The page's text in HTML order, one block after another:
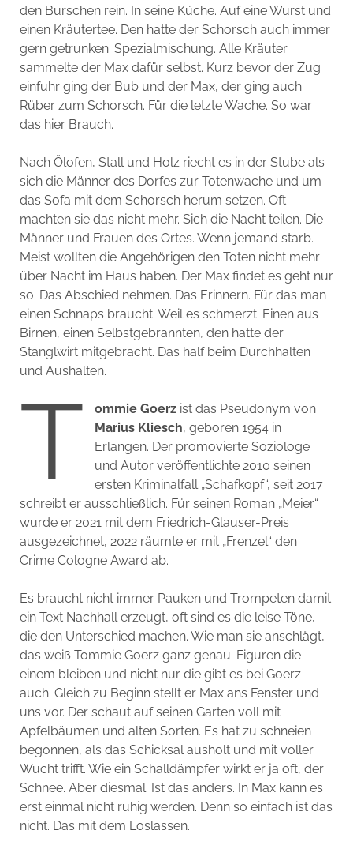
den Burschen rein. In seine Küche. Auf eine Wurst und
einen Kräutertee. Den hatte der Schorsch auch immer
gern getrunken. Spezialmischung. Alle Kräuter
sammelte der Max dafür selbst. Kurz bevor der Zug
einfuhr ging der Bub und der Max, der ging auch.
Rüber zum Schorsch. Für die letzte Wache. So war
das hier Brauch.
Nach Ölofen, Stall und Holz riecht es in der Stube als
sich die Männer des Dorfes zur Totenwache und um
das Sofa mit dem Schorsch herum setzen. Oft
machten sie das nicht mehr. Sich die Nacht teilen. Die
Männer und Frauen des Ortes. Wenn jemand starb.
Meist wollten die Angehörigen den Toten nicht mehr
über Nacht im Haus haben. Der Max findet es geht nur
so. Das Abschied nehmen. Das Erinnern. Für das man
einen Schnaps braucht. Weil es schmerzt. Einen aus
Birnen, einen Selbstgebrannten, den hatte der
Stanglwirt mitgebracht. Das half beim Durchhalten
und Aushalten.
T ommie Goerz ist das Pseudonym von
Marius Kliesch, geboren 1954 in
Erlangen. Der promovierte Soziologe
und Autor veröffentlichte 2010 seinen
ersten Kriminalfall „Schafkopf“, seit 2017
schreibt er ausschließlich. Für seinen Roman „Meier“
wurde er 2021 mit dem Friedrich-Glauser-Preis
ausgezeichnet, 2022 räumte er mit „Frenzel“ den
Crime Cologne Award ab.
Es braucht nicht immer Pauken und Trompeten damit
ein Text Nachhall erzeugt, oft sind es die leise Töne,
die den Unterschied machen. Wie man sie anschlägt,
das weiß Tommie Goerz ganz genau. Figuren die
einem bleiben und nicht nur die gibt es bei Goerz
auch. Gleich zu Beginn stellt er Max ans Fenster und
uns vor. Der schaut auf seinen Garten voll mit
Apfelbäumen und alten Sorten. Es hat zu schneien
begonnen, als das Schicksal ausholt und mit voller
Wucht trifft. Wie ein Schalldämpfer wirkt er ja oft, der
Schnee. Aber diesmal. Ist das anders. In Max kann es
erst einmal nicht ruhig werden. Denn so einfach ist das
nicht. Das mit dem Loslassen.